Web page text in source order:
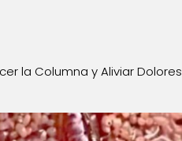
la Columna y Aliviar Dolores